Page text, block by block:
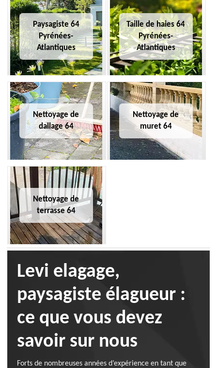
Paysagiste 64
Pyrénées-
Atlantiques
Taille de haies 64
Pyrénées-
Atlantiques
Nettoyage de
dallage 64
Nettoyage de
muret 64
Nettoyage de
terrasse 64
Levi elagage,
paysagiste élagueur :
ce que vous devez
savoir sur nous
Forts de nombreuses années d’expérience en tant que